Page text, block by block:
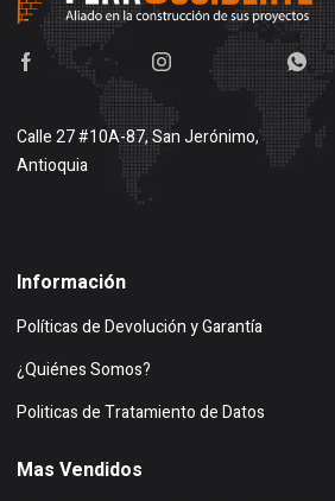
Calle 27 #10A-87, San Jerónimo,
Antioquia
Información
Políticas de Devolución y Garantía
¿Quiénes Somos?
Politicas de Tratamiento de Datos
Mas Vendidos